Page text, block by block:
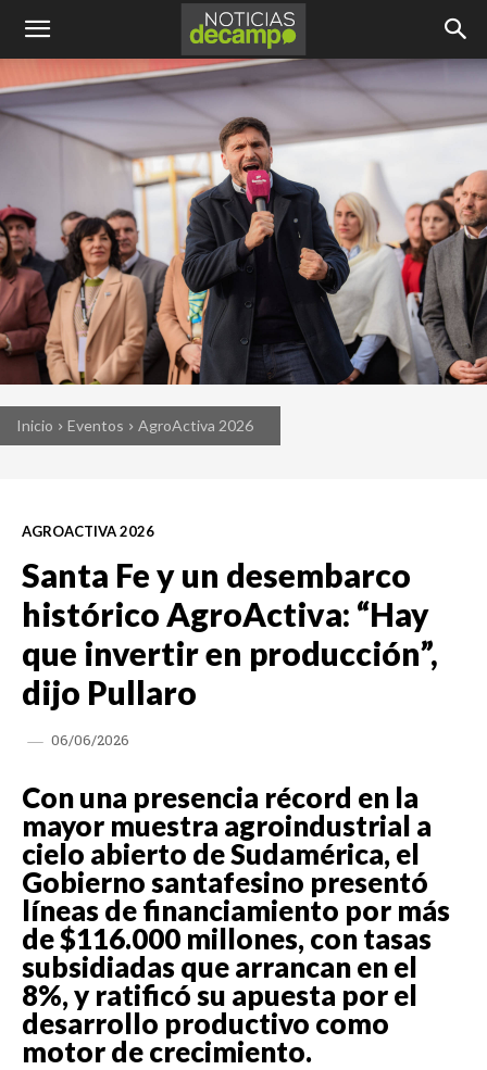
Inicio Eventos AgroActiva 2026
AGROACTIVA 2026
Santa Fe y un desembarco
histórico AgroActiva: “Hay
que invertir en producción”,
dijo Pullaro
06/06/2026
Con una presencia récord en la
mayor muestra agroindustrial a
cielo abierto de Sudamérica, el
Gobierno santafesino presentó
líneas de financiamiento por más
de $116.000 millones, con tasas
subsidiadas que arrancan en el
8%, y ratificó su apuesta por el
desarrollo productivo como
motor de crecimiento.